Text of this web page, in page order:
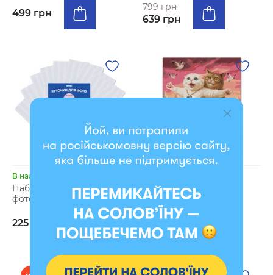
499 грн
799 грн
639 грн
В наличии
Набор уголков для 255
фото
225 грн
Алмазная мозаика
«Котаник»
549 грн